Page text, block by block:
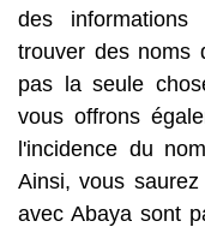
des
trouver des noms
pas la seule
vous offrons
l'incidence du
Ainsi, vous
avec Abaya sont